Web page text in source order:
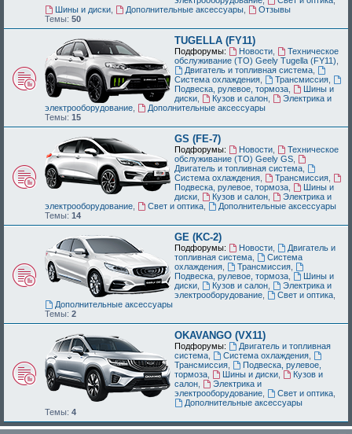
Шины и диски, Дополнительные аксессуары,
Отзывы
Темы: 50
TUGELLA (FY11)
Подфорумы: Новости,
Техническое
обслуживание (ТО) Geely Tugella (FY11)
Двигатель и топливная система,
Система охлаждения
Трансмиссия,
Подвеска, рулевое, тормоза
Шины и
диски
Кузов и салон,
Электрика и
электрооборудование
Дополнительные аксессуары
Темы: 15
GS (FE-7)
Подфорумы: Новости,
Техническое
обслуживание (ТО) Geely GS
Двигатель и топливная система
Система охлаждения
Трансмиссия,
Подвеска, рулевое, тормоза
Шины и
диски
Кузов и салон,
Электрика и
электрооборудование
Свет и оптика,
Дополнительные аксессуары
Темы: 14
GE (KC-2)
Подфорумы: Новости,
Двигатель и
топливная система
Система
охлаждения
Трансмиссия,
Подвеска, рулевое, тормоза
Шины и
диски
Кузов и салон,
Электрика и
электрооборудование
Свет и оптика,
Дополнительные аксессуары
Темы: 2
OKAVANGO (VX11)
Подфорумы:
Двигатель и топливная
система
Система охлаждения,
Трансмиссия
Подвеска, рулевое,
тормоза
Шины и диски,
Кузов и
салон
Электрика и
электрооборудование
Свет и оптика,
Дополнительные аксессуары
Темы: 4